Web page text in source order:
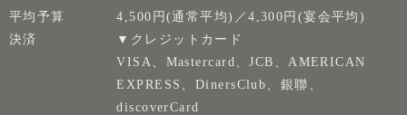
平均予算
4,500円(通常平均)／4,300円(宴会平均)
決済
▼クレジットカード
VISA、Mastercard、JCB、AMERICAN
EXPRESS、DinersClub、銀聯、
discoverCard